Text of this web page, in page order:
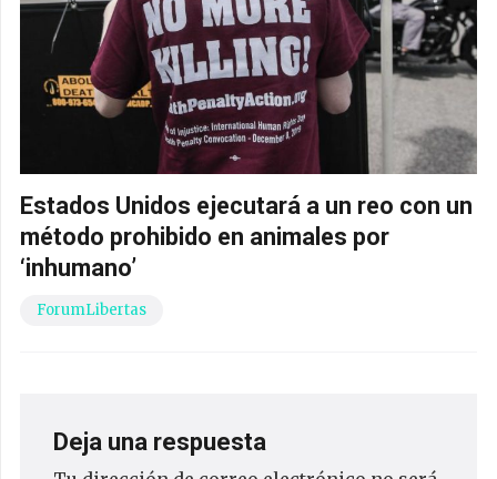
Estados Unidos ejecutará a un reo con un
método prohibido en animales por
‘inhumano’
ForumLibertas
Deja una respuesta